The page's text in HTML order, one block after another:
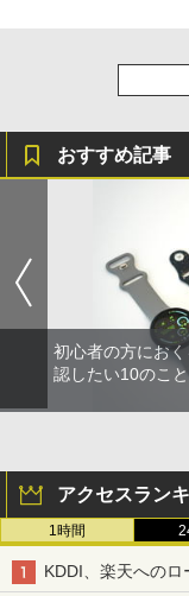
おすすめ記事
初心者の方にお
認したい10のこと
アクセスラン
1時間
KDDI、楽天への